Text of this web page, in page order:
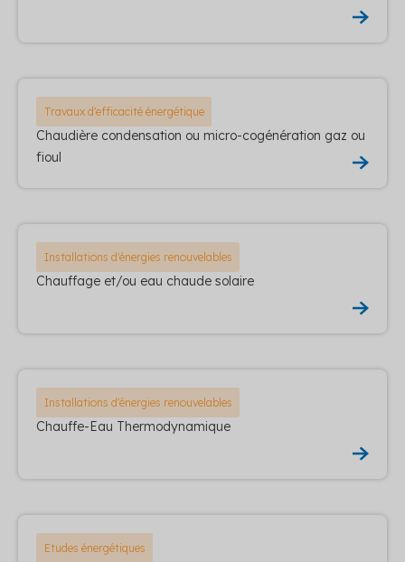
Travaux d'efficacité énergétique
Chaudière condensation ou micro-cogénération gaz ou
fioul
Installations d'énergies renouvelables
Chauffage et/ou eau chaude solaire
Installations d'énergies renouvelables
Chauffe-Eau Thermodynamique
Etudes énergétiques